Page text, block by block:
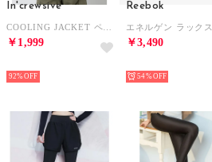
In'crewsive
￥1,999
92%
Reebok
￥3,490
54%